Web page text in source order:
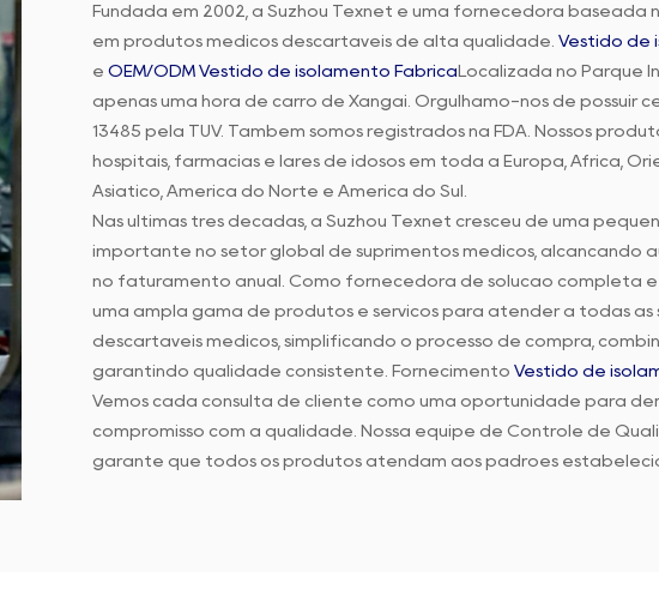
Fundada em 2002, a Suzhou Texnet é uma fornecedora baseada
em produtos médicos descartáveis de alta qualidade. Vestido de
e OEM/ODM Vestido de isolamento Fábrica Localizada no Parque
apenas uma hora de carro de Xangai. Orgulhamo-nos de possuir
13485 pela TUV. Também somos registrados na FDA. Nossos
hospitais, farmácias e lares de idosos em toda a Europa, África,
Asiático, América do Norte e América do Sul.
Nas últimas três décadas, a Suzhou Texnet cresceu de uma
importante no setor global de suprimentos médicos, alcançando
no faturamento anual. Como fornecedora de solução completa
uma ampla gama de produtos e serviços para atender a todas as
descartáveis médicos, simplificando o processo de compra,
garantindo qualidade consistente. Fornecimento Vestido de
Vemos cada consulta de cliente como uma oportunidade para
compromisso com a qualidade. Nossa equipe de Controle de
garante que todos os produtos atendam aos padrões